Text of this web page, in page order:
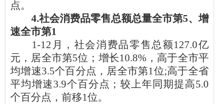
点。
4.社会消费品零售总额总量全市第5、增
速全市第1
1-12月， 社会消费品零售总额127.0亿
元，居全市第5位；增长10.8%，高于全市平
均增速3.5个百分点，居全市第1位;高于全省
平均增速3.9个百分点；较上年同期提高5.0
个百分点， 前移1位。